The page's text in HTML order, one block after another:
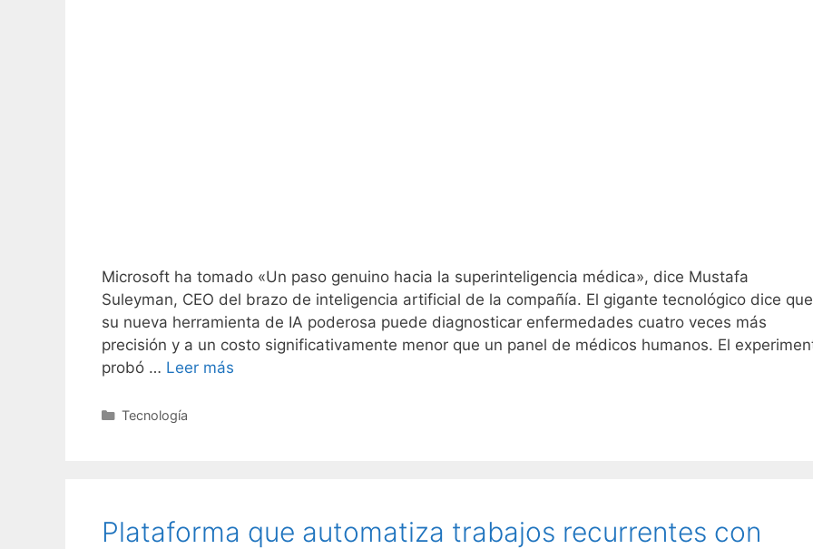
Microsoft ha tomado «Un paso genuino hacia la superinteligencia médica», dice Mustafa
Suleyman, CEO del brazo de inteligencia artificial de la compañía. El gigante tecnológico dice que
su nueva herramienta de IA poderosa puede diagnosticar enfermedades cuatro veces más
precisión y a un costo significativamente menor que un panel de médicos humanos. El
probó … Leer más
C
Tecnología
Plataforma que automatiza trabajos recurrentes con